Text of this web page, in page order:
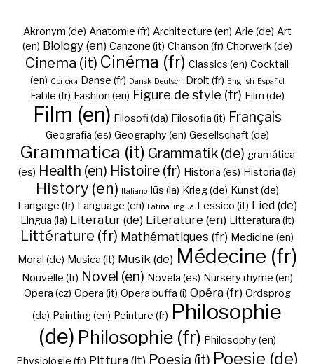
Akronym (de) Anatomie (fr) Architecture (en) Arie (de) Art
(en) Biology (en) Canzone (it) Chanson (fr) Chorwerk (de)
Cinema (it) Cinéma (fr) Classics (en) Cocktail
(en) Cрпски Danse (fr) Dansk Deutsch Droit (fr) English Español
Fable (fr) Fashion (en) Figure de style (fr) Film (de)
Film (en) Filosofi (da) Filosofia (it) Français
Geografía (es) Geography (en) Gesellschaft (de)
Grammatica (it) Grammatik (de) gramática
(es) Health (en) Histoire (fr) Historia (es) Historia (la)
History (en) Italiano Iūs (la) Krieg (de) Kunst (de)
Langage (fr) Language (en) Latīna lingua Lessico (it) Lied (de)
Lingua (la) Literatur (de) Literature (en) Litteratura (it)
Littérature (fr) Mathématiques (fr) Medicine (en)
Moral (de) Musica (it) Musik (de) Médecine (fr)
Nouvelle (fr) Novel (en) Novela (es) Nursery rhyme (en)
Opera (cz) Opera (it) Opera buffa (i) Opéra (fr) Ordsprog
(da) Painting (en) Peinture (fr) Philosophie
(de) Philosophie (fr) Philosophy (en)
Pittura (it) Poesia (it) Poesie (de)